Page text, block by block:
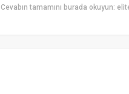
Cevabın tamamını burada okuyun: